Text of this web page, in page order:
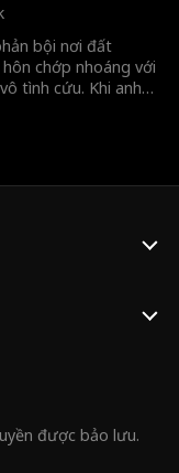
đón nhận tình yêu
khỏi tay kẻ
vượt qua vô vàn
ngáng đường.
bội nơi đất
chớp nhoáng với
tình cứu. Khi anh
được bảo lưu.